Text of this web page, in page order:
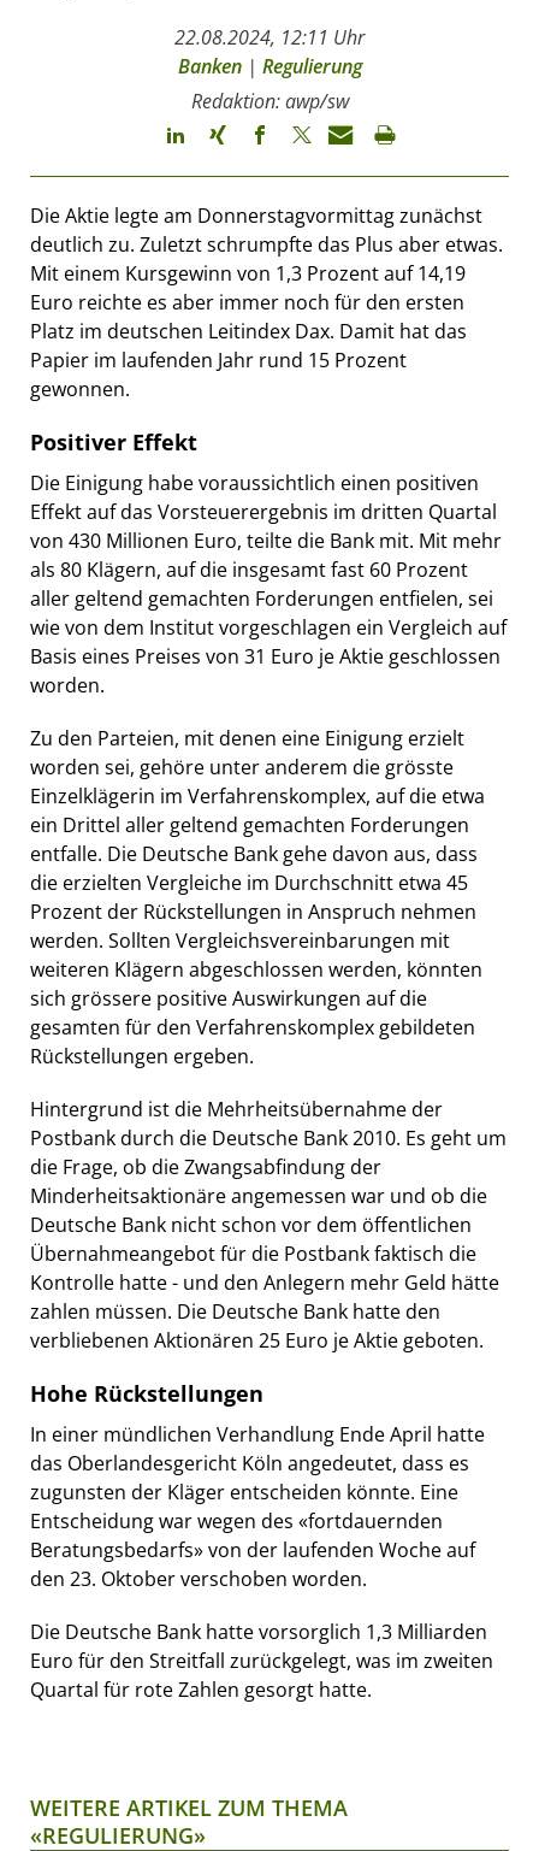
22.08.2024, 12:11 Uhr
Banken| Regulierung
Redaktion: awp/sw
Die Aktie legte am Donnerstagvormittag zunächst
deutlich zu. Zuletzt schrumpfte das Plus aber etwas.
Mit einem Kursgewinn von 1,3 Prozent auf 14,19
Euro reichte es aber immer noch für den ersten
Platz im deutschen Leitindex Dax. Damit hat das
Papier im laufenden Jahr rund 15 Prozent
gewonnen.
Positiver Effekt
Die Einigung habe voraussichtlich einen positiven
Effekt auf das Vorsteuerergebnis im dritten Quartal
von 430 Millionen Euro, teilte die Bank mit. Mit mehr
als 80 Klägern, auf die insgesamt fast 60 Prozent
aller geltend gemachten Forderungen entfielen, sei
wie von dem Institut vorgeschlagen ein Vergleich auf
Basis eines Preises von 31 Euro je Aktie geschlossen
worden.
Zu den Parteien, mit denen eine Einigung erzielt
worden sei, gehöre unter anderem die grösste
Einzelklägerin im Verfahrenskomplex, auf die etwa
ein Drittel aller geltend gemachten Forderungen
entfalle. Die Deutsche Bank gehe davon aus, dass
die erzielten Vergleiche im Durchschnitt etwa 45
Prozent der Rückstellungen in Anspruch nehmen
werden. Sollten Vergleichsvereinbarungen mit
weiteren Klägern abgeschlossen werden, könnten
sich grössere positive Auswirkungen auf die
gesamten für den Verfahrenskomplex gebildeten
Rückstellungen ergeben.
Hintergrund ist die Mehrheitsübernahme der
Postbank durch die Deutsche Bank 2010. Es geht um
die Frage, ob die Zwangsabfindung der
Minderheitsaktionäre angemessen war und ob die
Deutsche Bank nicht schon vor dem öffentlichen
Übernahmeangebot für die Postbank faktisch die
Kontrolle hatte - und den Anlegern mehr Geld hätte
zahlen müssen. Die Deutsche Bank hatte den
verbliebenen Aktionären 25 Euro je Aktie geboten.
Hohe Rückstellungen
In einer mündlichen Verhandlung Ende April hatte
das Oberlandesgericht Köln angedeutet, dass es
zugunsten der Kläger entscheiden könnte. Eine
Entscheidung war wegen des «fortdauernden
Beratungsbedarfs» von der laufenden Woche auf
den 23. Oktober verschoben worden.
Die Deutsche Bank hatte vorsorglich 1,3 Milliarden
Euro für den Streitfall zurückgelegt, was im zweiten
Quartal für rote Zahlen gesorgt hatte.
WEITERE ARTIKEL ZUM THEMA
«REGULIERUNG»